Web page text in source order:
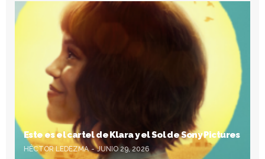
Este es el cartel de Klara y el Sol de Sony Pictures
HÉCTOR LEDEZMA JUNIO 29, 2026